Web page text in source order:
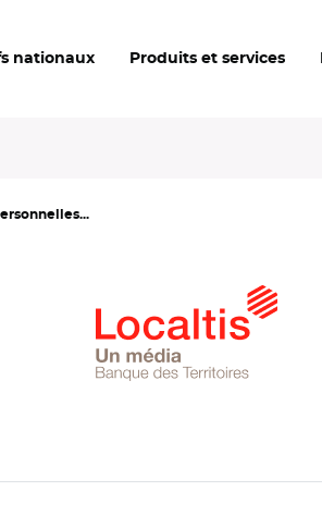
nationaux Produits et services